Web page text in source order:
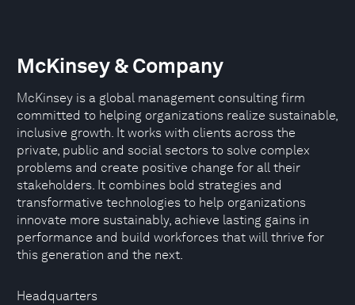
Headquarters
McKinsey & Company
McKinsey is a global management consulting firm
committed to helping organizations realize sustainable,
inclusive growth. It works with clients across the
private, public and social sectors to solve complex
problems and create positive change for all their
stakeholders. It combines bold strategies and
transformative technologies to help organizations
innovate more sustainably, achieve lasting gains in
performance and build workforces that will thrive for
this generation and the next.